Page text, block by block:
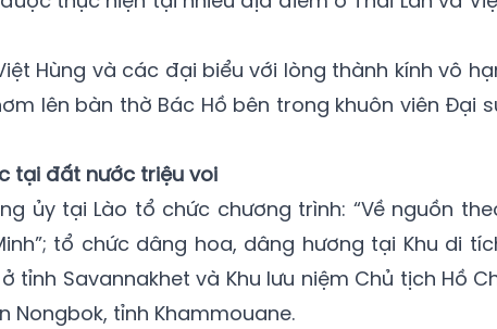
Hùng và các đại biểu với lòng thành kính vô
lên bàn thờ Bác Hồ bên trong khuôn viên Đại
tại đất nước triệu voi
ủy tại Lào tổ chức chương trình: “Về nguồn
tổ chức dâng hoa, dâng hương tại Khu di
tỉnh Savannakhet và Khu lưu niệm Chủ tịch Hồ
Nongbok, tỉnh Khammouane.